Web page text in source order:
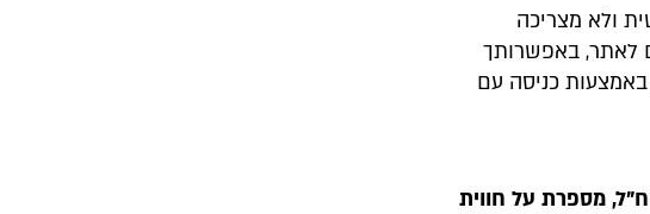
ולא מצריכה
לאתר, באפשרותך
כניסה עם
זערורה, מורה צעירה שעברה הכשרה להוראה ברמת 5 יח"ל, מספרת על חווית